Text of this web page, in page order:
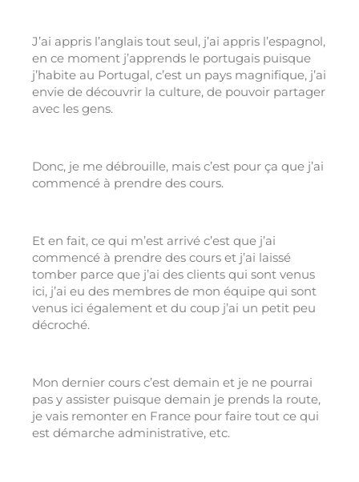
J’ai appris l’anglais tout seul, j’ai appris l’espagnol,
en ce moment j’apprends le portugais puisque
j’habite au Portugal, c’est un pays magnifique, j’ai
envie de découvrir la culture, de pouvoir partager
avec les gens.
Donc, je me débrouille, mais c’est pour ça que j’ai
commencé à prendre des cours.
Et en fait, ce qui m’est arrivé c’est que j’ai
commencé à prendre des cours et j’ai laissé
tomber parce que j’ai des clients qui sont venus
ici, j’ai eu des membres de mon équipe qui sont
venus ici également et du coup j’ai un petit peu
décroché.
Mon dernier cours c’est demain et je ne pourrai
pas y assister puisque demain je prends la route,
je vais remonter en France pour faire tout ce qui
est démarche administrative, etc.